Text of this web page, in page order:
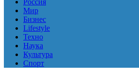
Россия
Мир
Бизнес
Lifestyle
Техно
Наука
Культура
Спорт